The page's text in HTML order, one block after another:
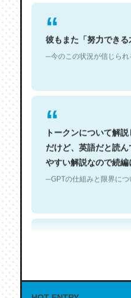
彼もまた「努力できる
─今のこの状況が信じられ
トークンについて解
だけど、英語だと読
やすい解説なので続編
─GPTの仕組みと限界につ